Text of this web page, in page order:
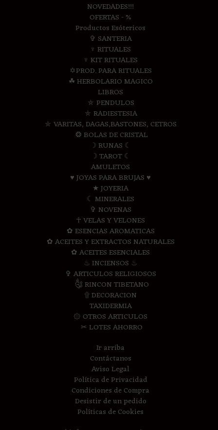
NOVEDADES!!!
OFERTAS - %
Productos Esótericos
✞ SANTERIA
♆ RITUALES
♆ KIT RITUALES
✡PROD. PARA RITUALES
☘ HERBOLARIO MAGICO
LIBROS
⛤ PENDULOS
⛤ RADIESTESIA
⛤ VARITAS, DAGAS,BASTONES, CETROS
❂ BOLAS DE CRISTAL
☽ RUNAS ☾
☽ TAROT ☾
AMULETOS
♥ JOYAS PARA BRUJAS ♥
★ JOYERIA
☾ MINERALES
✞ NOVENAS
☥ VELAS Y VELONES
✿ ESENCIAS AROMATICAS
✿ ACEITES Y EXTRACTOS NATURALES
✿ ACEITES ESENCIALES
♨ INCIENSOS ♨
✞ ARTICULOS RELIGIOSOS
༃ RINCON TIBETANO
۩ DECORACION
TAXIDERMIA
۞ OTROS ARTICULOS
✂ LOTES AHORRO
Ir arriba
Contáctanos
Aviso Legal
Política de Privacidad
Condiciones de Compra
Desistir de un pedido
Políticas de Cookies